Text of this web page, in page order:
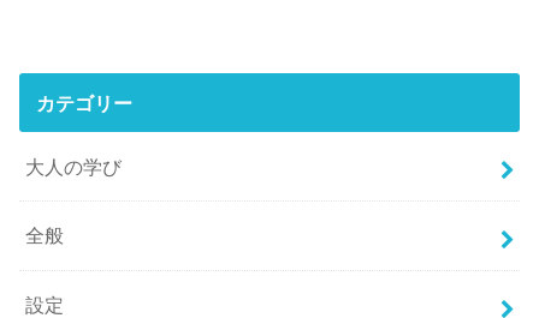
カテゴリー
大人の学び
全般
設定